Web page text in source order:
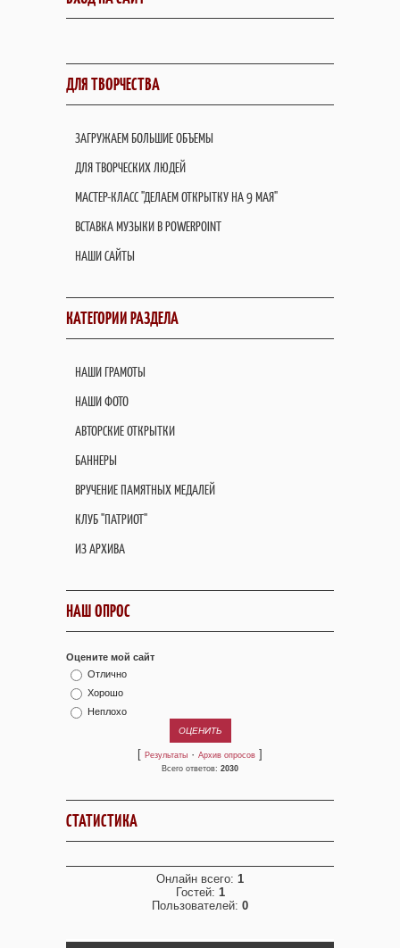
ДЛЯ ТВОРЧЕСТВА
ЗАГРУЖАЕМ БОЛЬШИЕ ОБЪЕМЫ
ДЛЯ ТВОРЧЕСКИХ ЛЮДЕЙ
МАСТЕР-КЛАСС "ДЕЛАЕМ ОТКРЫТКУ НА 9 МАЯ"
ВСТАВКА МУЗЫКИ В POWERPOINT
НАШИ САЙТЫ
КАТЕГОРИИ РАЗДЕЛА
НАШИ ГРАМОТЫ
НАШИ ФОТО
АВТОРСКИЕ ОТКРЫТКИ
БАННЕРЫ
ВРУЧЕНИЕ ПАМЯТНЫХ МЕДАЛЕЙ
КЛУБ "ПАТРИОТ"
ИЗ АРХИВА
НАШ ОПРОС
Оцените мой сайт
Отлично
Хорошо
Неплохо
[ Результаты · Архив опросов ]
Всего ответов: 2030
СТАТИСТИКА
Онлайн всего: 1
Гостей: 1
Пользователей: 0